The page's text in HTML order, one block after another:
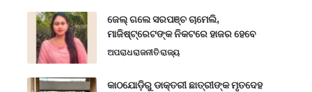
ଜେଲ୍ ଗଲେ ସରପଞ୍ଚ ଚାମେଲି,
ମାଜିଷ୍ଟ୍ରେଟଙ୍କ ନିକଟରେ ହାଜର ହେବେ
ଅପରାଧରାଜନୀତିରାଜ୍ୟ
କାଠଯୋଡ଼ିରୁ ଡାକ୍ତରୀ ଛାତ୍ରୀଙ୍କ ମୃତଦେହ